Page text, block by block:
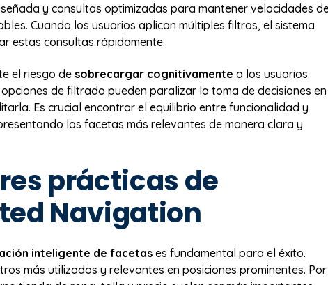
y consultas optimizadas para mantener velocidades
Cuando los usuarios aplican múltiples filtros, el sistema
estas consultas rápidamente.
el riesgo de sobrecargar cognitivamente a los usuarios.
de filtrado pueden paralizar la toma de decisiones en
Es crucial encontrar el equilibrio entre funcionalidad y
las facetas más relevantes de manera clara y
prácticas de
Navigation
inteligente de facetas es fundamental para el éxito.
más utilizados y relevantes en posiciones prominentes. Por